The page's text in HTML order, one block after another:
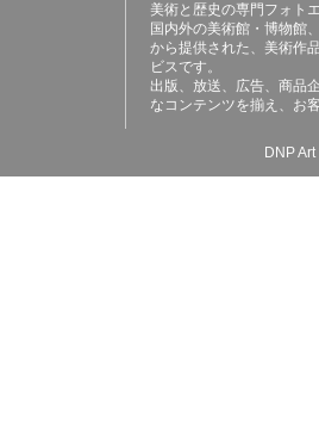
美術と歴史の専門フォト
国内外の美術館・博物館
から提供された、美術作
ビスです。
出版、放送、広告、商品
なコンテンツを揃え、お
DNP